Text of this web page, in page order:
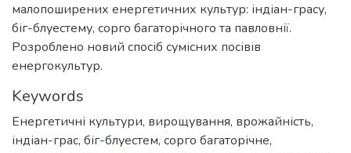
малопоширених енергетичних культур: індіан-грасу,
біг-блуестему, сорго багаторічного та павловнії.
Розроблено новий спосіб сумісних посівів
енергокультур.
Keywords
Енергетичні культури, вирощування, врожайність,
індіан-грас, біг-блуестем, сорго багаторічне,